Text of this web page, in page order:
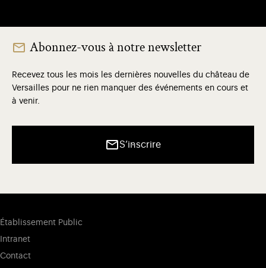
Abonnez-vous à notre newsletter
Recevez tous les mois les dernières nouvelles du château de
Versailles pour ne rien manquer des événements en cours et
à venir.
S’inscrire
Établissement Public
Intranet
Contact